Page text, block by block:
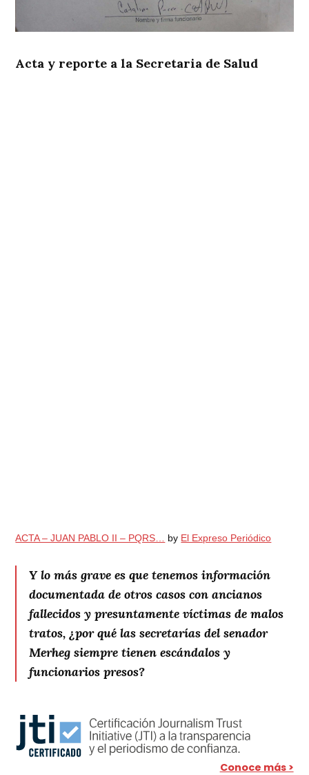
Acta y reporte a la Secretaria de Salud
ACTA – JUAN PABLO II – PQRS… by El Expreso Periódico
Y lo más grave es que tenemos información
documentada de otros casos con ancianos
fallecidos y presuntamente víctimas de malos
tratos, ¿por qué las secretarías del senador
Merheg siempre tienen escándalos y
funcionarios presos?
Conoce más >